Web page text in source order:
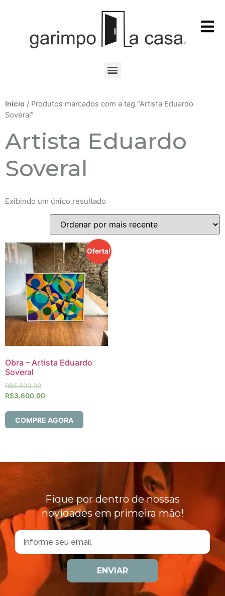
Início / Produtos marcados com a tag “Artista Eduardo
Soveral”
Artista Eduardo
Soveral
Exibindo um único resultado
Oferta!
Obra – Artista Eduardo
Soveral
R$5.500,00
R$3.600,00
COMPRE AGORA
Fique por dentro de nossas
novidades em primeira mão!
ENVIAR